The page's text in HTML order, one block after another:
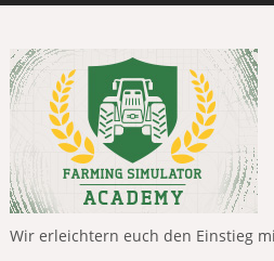
Wir erleichtern euch den Einstieg